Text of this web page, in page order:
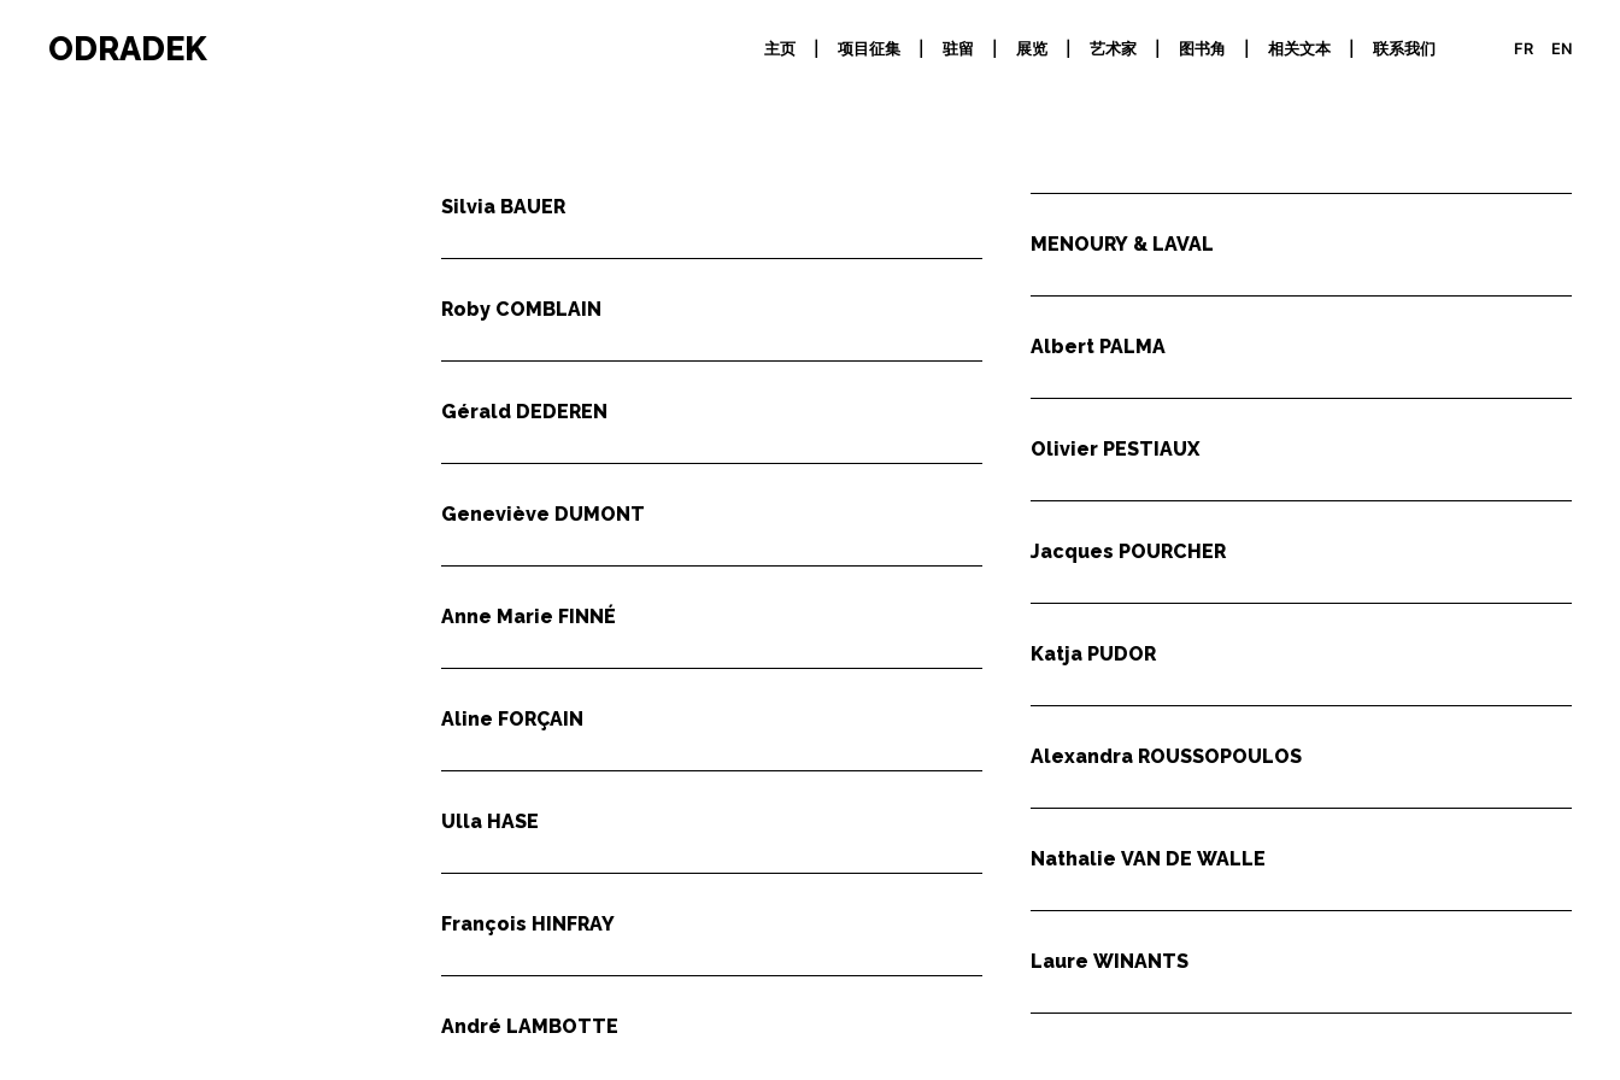
ODRADEK 主页 项目征集 驻留 展览 艺术家 图书角 相关文本 联系我们 FR EN
Silvia BAUER
Roby COMBLAIN
Gérald DEDEREN
Geneviève DUMONT
Anne Marie FINNÉ
Aline FORÇAIN
Ulla HASE
François HINFRAY
André LAMBOTTE
MENOURY & LAVAL
Albert PALMA
Olivier PESTIAUX
Jacques POURCHER
Katja PUDOR
Alexandra ROUSSOPOULOS
Nathalie VAN DE WALLE
Laure WINANTS